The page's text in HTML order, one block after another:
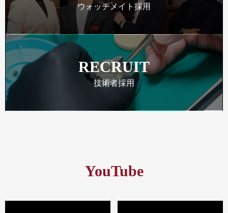
ウォッチメイト採用
RECRUIT
技術者採用
YouTube